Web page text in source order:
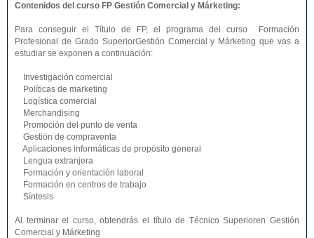
Contenidos del curso FP Gestión Comercial y Márketing:
Para conseguir el Título de FP, el programa del curso Formación
Profesional de Grado SuperiorGestión Comercial y Márketing que vas a
estudiar se exponen a continuación:
Investigación comercial
Políticas de marketing
Logística comercial
Merchandising
Promoción del punto de venta
Gestión de compraventa
Aplicaciones informáticas de propósito general
Lengua extranjera
Formación y orientación laboral
Formación en centros de trabajo
Síntesis
Al terminar el curso, obtendrás el título de Técnico Superioren Gestión
Comercial y Márketing